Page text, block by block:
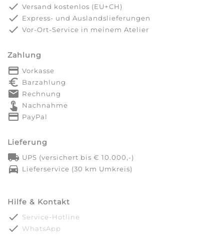
done Versand kostenlos (EU+CH)
done Express- und Auslandslieferungen
done Vor-Ort-Service in meinem Atelier
Zahlung
payment Vorkasse
euro_symbol Barzahlung
markunread Rechnung
touch_app Nachnahme
credit_card PayPal
Lieferung
local_shipping UPS (versichert bis € 10.000,-)
directions_car Lieferservice (30 km Umkreis)
Hilfe & Kontakt
done Service-Hotline
done WhatsApp